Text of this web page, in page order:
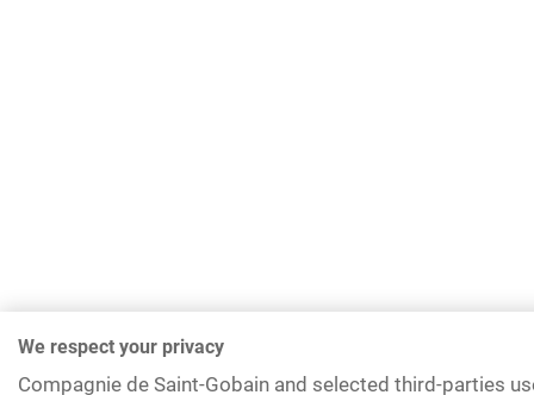
We respect your privacy
Compagnie de Saint-Gobain and selected third-parties